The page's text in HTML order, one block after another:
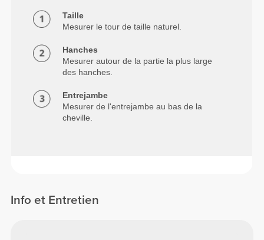
Taille
Mesurer le tour de taille naturel.
Hanches
Mesurer autour de la partie la plus large
des hanches.
Entrejambe
Mesurer de l'entrejambe au bas de la
cheville.
Info et Entretien